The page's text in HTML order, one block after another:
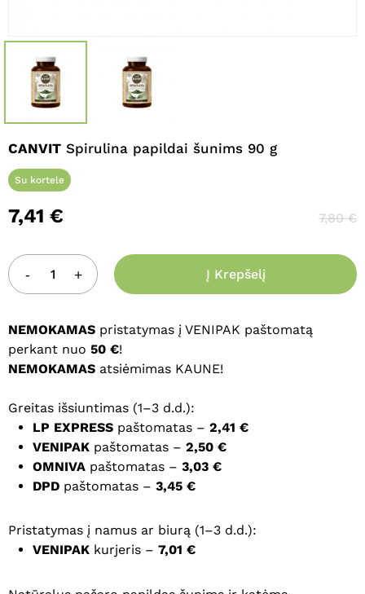
CANVIT Spirulina papildai šunims 90 g
Su kortele
7,41 € 7,80€
Į Krepšelį
NEMOKAMAS pristatymas į VENIPAK paštomatą
perkant nuo 50 €!
NEMOKAMAS atsiėmimas KAUNE!
Greitas išsiuntimas (1–3 d.d.):
LP EXPRESS paštomatas – 2,41 €
VENIPAK paštomatas – 2,50 €
OMNIVA paštomatas – 3,03 €
DPD paštomatas – 3,45 €
Pristatymas į namus ar biurą (1–3 d.d.):
VENIPAK kurjeris – 7,01 €
El. paštas
parašyti komentarą.